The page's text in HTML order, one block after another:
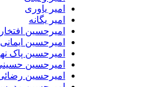
امیر یاوری
امیر یگانه
امیرحسین افتخاری
امیرحسین ایمانی
امیرحسین پاک نهاد
امیرحسین حسینی
امیرحسین رضائی